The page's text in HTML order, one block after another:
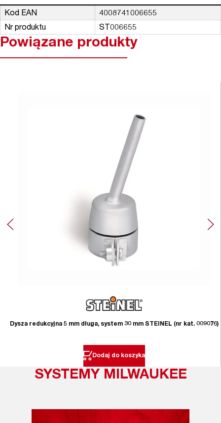
Kod EAN
4008741006655
Nr produktu
ST006655
Powiązane produkty
Dysza redukcyjna 5 mm długa, system 30 mm STEINEL (nr kat. 009076)
Dodaj do koszyka
SYSTEMY MILWAUKEE